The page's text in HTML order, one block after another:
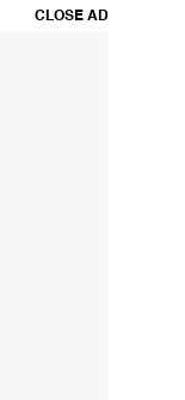
CLOSE AD